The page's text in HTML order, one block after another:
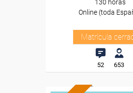
130 horas
Online (toda
Matrícula
52 653